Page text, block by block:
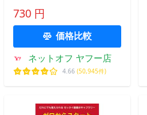
730 円
価格比較
ネットオフ ヤフー店
4.66 (50,945件)